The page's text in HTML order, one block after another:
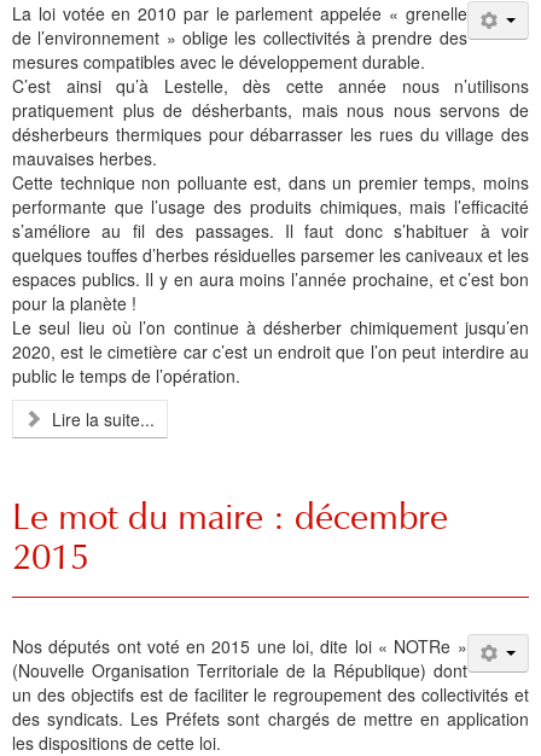
La loi votée en 2010 par le parlement appelée « grenelle
de l’environnement » oblige les collectivités à prendre des
mesures compatibles avec le développement durable.
C’est ainsi qu’à Lestelle, dès cette année nous n’utilisons
pratiquement plus de désherbants, mais nous nous servons de
désherbeurs thermiques pour débarrasser les rues du village des
mauvaises herbes.
Cette technique non polluante est, dans un premier temps, moins
performante que l’usage des produits chimiques, mais l’efficacité
s’améliore au fil des passages. Il faut donc s’habituer à voir
quelques touffes d’herbes résiduelles parsemer les caniveaux et les
espaces publics. Il y en aura moins l’année prochaine, et c’est bon
pour la planète !
Le seul lieu où l’on continue à désherber chimiquement jusqu’en
2020, est le cimetière car c’est un endroit que l’on peut interdire au
public le temps de l’opération.
Lire la suite...
Le mot du maire : décembre
2015
Nos députés ont voté en 2015 une loi, dite loi « NOTRe »
(Nouvelle Organisation Territoriale de la République) dont
un des objectifs est de faciliter le regroupement des collectivités et
des syndicats. Les Préfets sont chargés de mettre en application
les dispositions de cette loi.